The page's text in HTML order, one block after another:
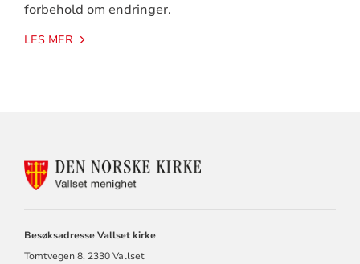
forbehold om endringer.
LES MER
KONTAKTINFORMASJON
Besøksadresse Vallset kirke
Tomtvegen 8, 2330 Vallset